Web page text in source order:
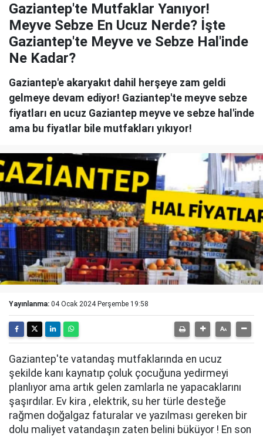
Gaziantep'te Mutfaklar Yanıyor!
Meyve Sebze En Ucuz Nerde? İşte
Gaziantep'te Meyve ve Sebze Hal'inde
Ne Kadar?
Gaziantep'e akaryakıt dahil herşeye zam geldi
gelmeye devam ediyor! Gaziantep'te meyve sebze
fiyatları en ucuz Gaziantep meyve ve sebze hal'inde
ama bu fiyatlar bile mutfakları yıkıyor!
Yayınlanma: 04 Ocak 2024 Perşembe 19:58
Gaziantep'te vatandaş mutfaklarında en ucuz
şekilde kanı kaynatıp çoluk çocuğuna yedirmeyi
planlıyor ama artık gelen zamlarla ne yapacaklarını
şaşırdılar. Ev kira , elektrik, su her türle desteğe
rağmen doğalgaz faturalar ve yazılması gereken bir
dolu maliyet vatandaşın zaten belini büküyor ! En son